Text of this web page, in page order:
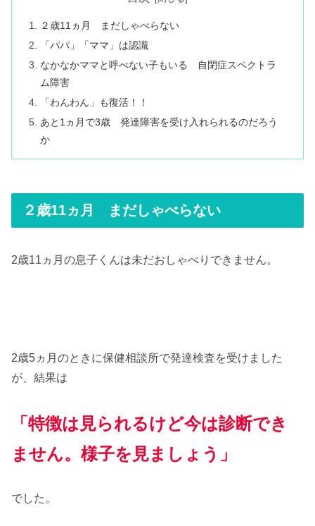
２歳11ヵ月 まだしゃべらない
「パパ」「ママ」は認識
なかなかママと呼べない子もいる 自閉症スペクトラ
ム障害
「わんわん」も復活！！
あと1ヵ月で3歳 発達障害を受け入れられるのだろう
か
２歳11ヵ月 まだしゃべらない
2歳11ヵ月の息子くんは未だおしゃべりできません。
2歳5ヵ月のときに保健相談所で発達検査を受けました
が、結果は
「特徴は見られるけど今は診断でき
ません。様子を見ましょう」
でした。